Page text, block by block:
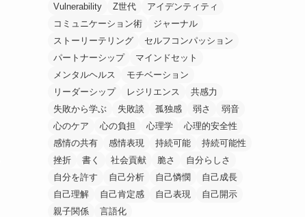
Vulnerability Z世代
アイデンティティ
コミュニケーション術
ジャーナル
ストーリーテリング
セルフコンパッション
パートナーシップ
マインドセット
メンタルヘルス
モチベーション
リーダーシップ
レジリエンス
共感力
失敗から学ぶ
失敗談 孤独感 弱さ
弱音
心のケア
心の負担 心理学
心理的安全性
感情の共有
感情表現 持続可能
持続可能性
挫折
書く 社会貢献 脆さ
自分らしさ
自分を許す
自己分析 自己憐憫
自己成長
自己理解
自己肯定感 自己表現
自己開示
親子関係
言語化